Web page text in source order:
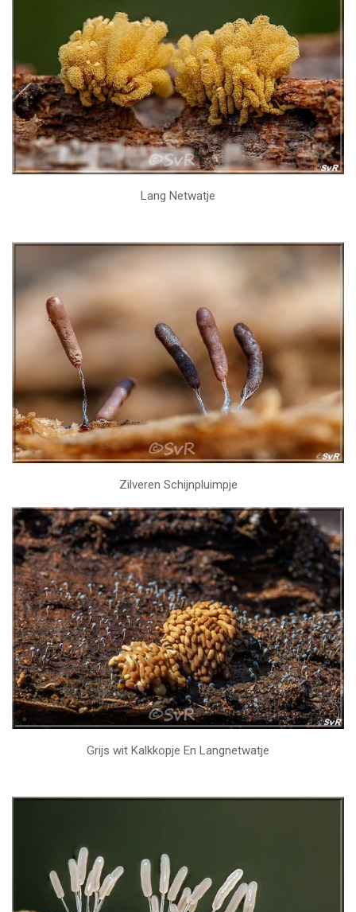
Lang Netwatje
Zilveren Schijnpluimpje
Grijs wit Kalkkopje En Langnetwatje